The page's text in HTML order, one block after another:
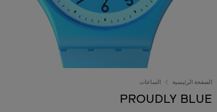
الصفحة الرئيسية الساعات
PROUDLY BLUE